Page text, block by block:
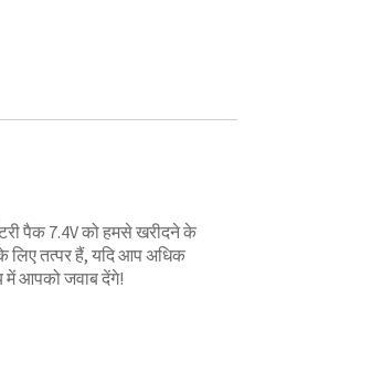
पैक 7.4V को हमसे खरीदने के
तत्पर हैं, यदि आप अधिक
में आपको जवाब देंगे!